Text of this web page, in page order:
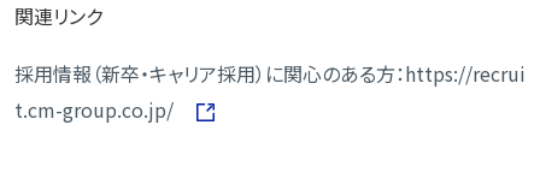
関連リンク
採用情報（新卒・キャリア採用）に関心のある方：https://recrui
t.cm-group.co.jp/